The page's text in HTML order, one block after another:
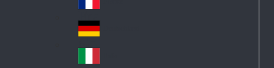
d
Fra
nc
e
Ge